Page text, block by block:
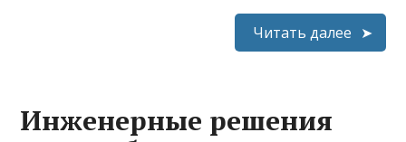
Читать далее
Инженерные решения